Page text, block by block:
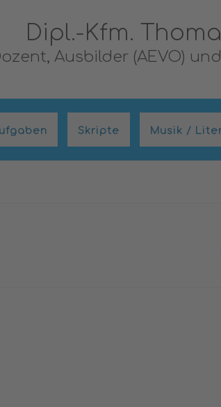
Dipl.-Kfm.
Ausbilder (AEVO)
Skripte Musik /